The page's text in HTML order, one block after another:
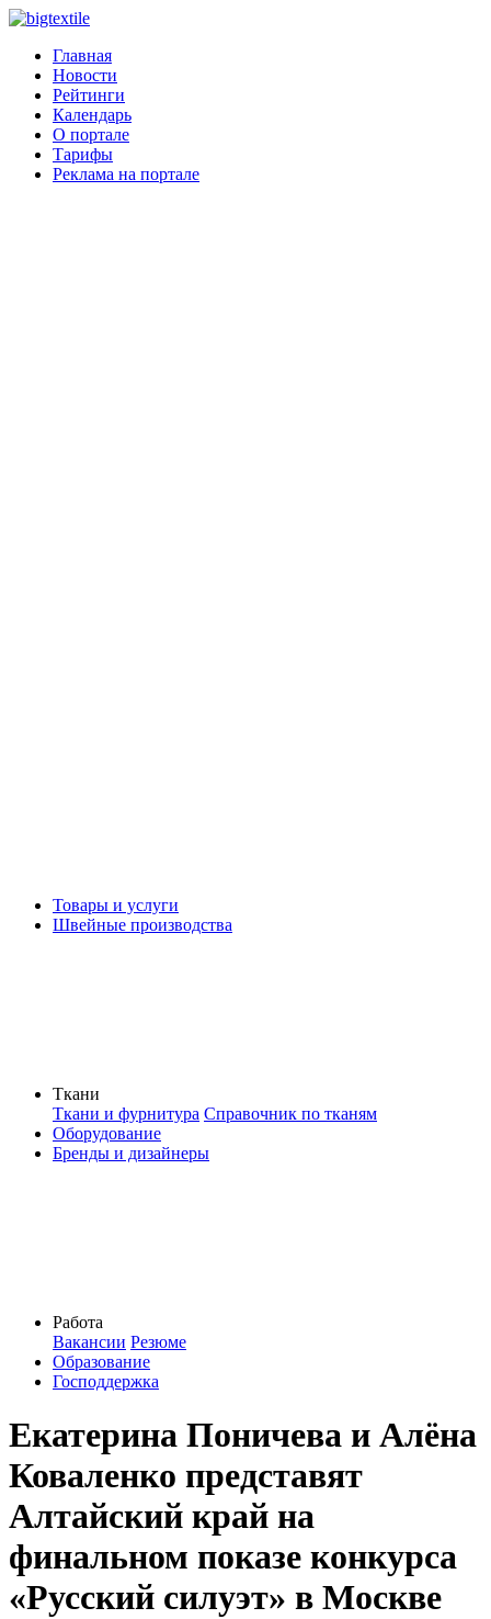
Главная
Новости
Рейтинги
Календарь
О портале
Тарифы
Реклама на портале
Товары и услуги
Швейные производства
Ткани
Ткани и фурнитура Справочник по тканям
Оборудование
Бренды и дизайнеры
Работа
Вакансии Резюме
Образование
Господдержка
Екатерина Поничева и Алёна
Коваленко представят
Алтайский край на
финальном показе конкурса
«Русский силуэт» в Москве